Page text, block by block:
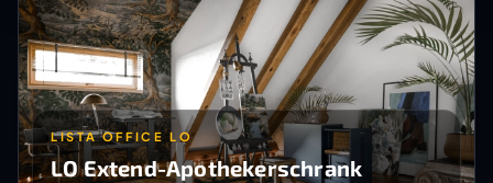
LISTA OFFICE LO
LO Extend-Apothekerschrank